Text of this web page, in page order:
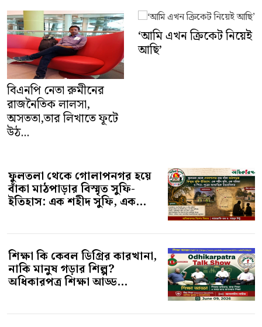
বিএনপি নেতা রুমীনের
রাজনৈতিক লালসা,
অসততা,তার লিখাতে ফূটে
উঠ...
‘আমি এখন ক্রিকেট নিয়েই
আছি’
ফুলতলা থেকে গোলাপনগর হয়ে
বাঁকা মাঠপাড়ার বিস্মৃত সুফি-
ইতিহাস: এক শহীদ সুফি, এক...
শিক্ষা কি কেবল ডিগ্রির কারখানা,
নাকি মানুষ গড়ার শিল্প?
অধিকারপত্র শিক্ষা আড্ড...